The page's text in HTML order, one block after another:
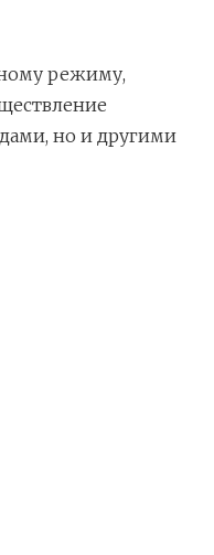
режиму,
но и другими